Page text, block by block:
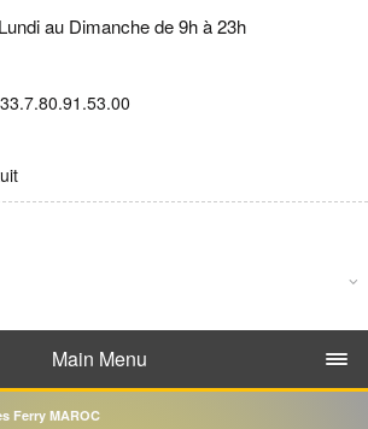
au Dimanche de 9h à 23h
Main Menu
Ferry MAROC